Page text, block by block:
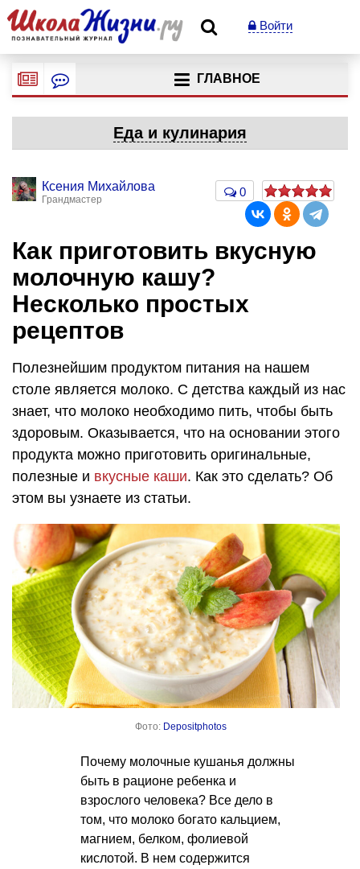
Войти
ГЛАВНОЕ
Еда и кулинария
Ксения Михайлова
Грандмастер
0
Как приготовить вкусную
молочную кашу?
Несколько простых
рецептов
Полезнейшим продуктом питания на нашем
столе является молоко. С детства каждый из нас
знает, что молоко необходимо пить, чтобы быть
здоровым. Оказывается, что на основании этого
продукта можно приготовить оригинальные,
полезные и вкусные каши. Как это сделать? Об
этом вы узнаете из статьи.
Фото: Depositphotos
Почему молочные кушанья должны
быть в рационе ребенка и
взрослого человека? Все дело в
том, что молоко богато кальцием,
магнием, белком, фолиевой
кислотой. В нем содержится